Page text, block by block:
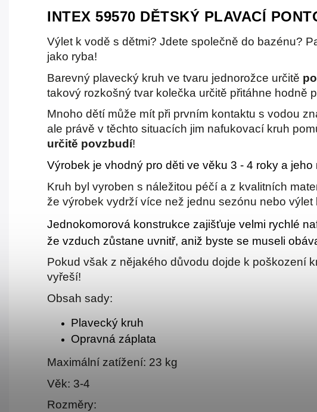
INTEX 59570 DĚTSKÝ PLAVACÍ
Výlet k vodě s dětmi? Jdete společně do bazénu?
jako ryba!
Barevný plavecký kruh ve tvaru jednorožce určitě
takový rozkošný tvar kolečka určitě přitáhne hodně
Mnoho dětí může mít při prvním kontaktu s vodou
ale právě v těchto situacích jim nafukovací kruh
určitě povzbudí!
Výrobek je vhodný pro děti ve věku 3 - 4 roky a jeho
Kruh byl vyroben s náležitou péčí a z kvalitních
že výrobek vydrží více než jednu sezónu nebo výlet
Jednokomorová konstrukce zajišťuje velmi rychlé
že vzduch zůstane uvnitř, aniž byste se museli
Pokud však z nějakého důvodu dojde k poškození
vyřeší!
Obsah sady:
Plavecký kruh
Opravná záplata
Maximální zatížení: 23 kg
Věk: 3-4
Rozměry: